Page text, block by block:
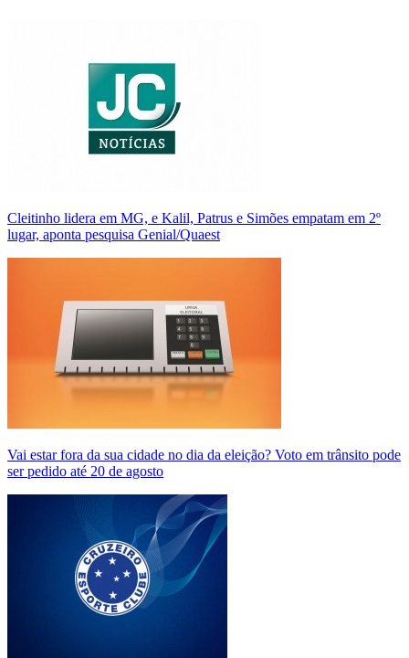
Cleitinho lidera em MG, e Kalil, Patrus e Simões empatam em 2º
lugar, aponta pesquisa Genial/Quaest
Vai estar fora da sua cidade no dia da eleição? Voto em trânsito pode
ser pedido até 20 de agosto